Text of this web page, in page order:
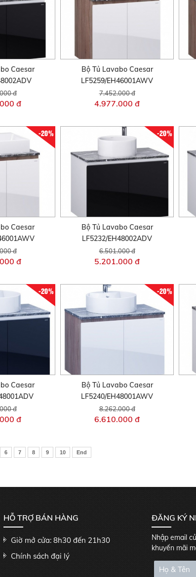
Caesar
đ
đ
Bộ Tủ Lavabo Caesar
LF5259/EH46001AWV
7.452.000 đ
4.977.000 đ
-20%
Caesar
đ
đ
-20%
Bộ Tủ Lavabo Caesar
LF5232/EH48002ADV
6.501.000 đ
5.201.000 đ
-20%
Caesar
đ
đ
-20%
Bộ Tủ Lavabo Caesar
LF5240/EH48001AWV
8.262.000 đ
6.610.000 đ
6 7 8 9 10 End
HỖ TRỢ BÁN HÀNG
Giờ mở cửa: 8h30 đến 21h30
Chính sách đại lý
ĐĂNG KÝ
Nhập email
khuyến mãi